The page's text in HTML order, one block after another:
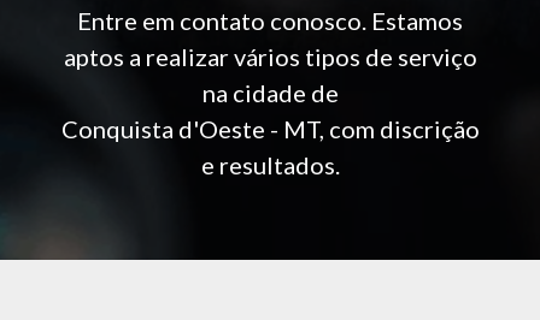
Entre em contato conosco. Estamos
aptos a realizar vários tipos de serviço
na cidade de
Conquista d'Oeste - MT, com discrição
e resultados.